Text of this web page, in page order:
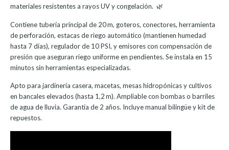
materiales resistentes a rayos UV y congelación. 🌿
Contiene tubería principal de 20 m, goteros, conectores, herramienta
de perforación, estacas de riego automático (mantienen humedad
hasta 7 días), regulador de 10 PSI, y emisores con compensación de
presión que aseguran riego uniforme en pendientes. Se instala en 15
minutos sin herramientas especializadas.
Apto para jardinería casera, macetas, mesas hidropónicas y cultivos
en bancales elevados (hasta 1,2 m). Ampliable con bombas o barriles
de agua de lluvia. Garantía de 2 años. Incluye manual bilingüe y kit de
repuestos.